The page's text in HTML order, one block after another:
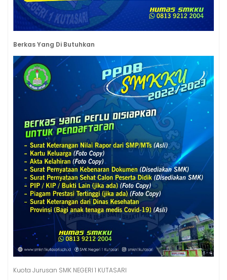
Berkas Yang Di Butuhkan
Kuota Jurusan SMK NEGERI 1 KUTASARI